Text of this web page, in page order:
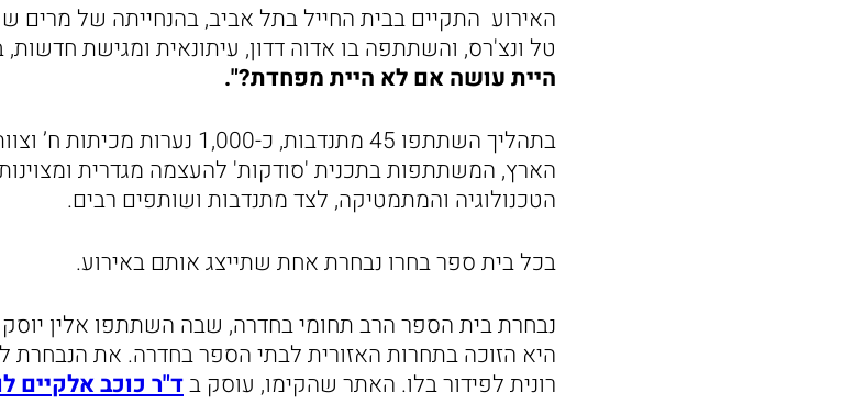
האירוע התקיים בבית החייל בתל אביב, בהנחייתה של מרים
טל ונצ'רס, והשתתפה בו אדוה דדון, עיתונאית ומגישת
היית עושה אם לא היית מפחדת?".
הארץ, המשתתפות בתכנית 'סודקות' להעצמה מגדרית
הטכנולוגיה והמתמטיקה, לצד מתנדבות ושותפים רבים.
בכל בית ספר בחרו נבחרת אחת שתייצג אותם באירוע.
נבחרת בית הספר הרב תחומי בחדרה, שבה השתתפו אלין
היא הזוכה בתחרות האזורית לבתי הספר בחדרה. את הנבחרת
רונית לפידור בלו. האתר שהקימו, עוסק בד"ר כוכב אלקיים